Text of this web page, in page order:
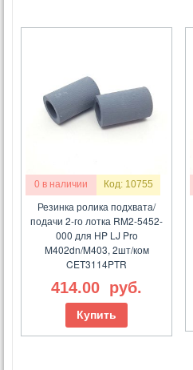
0 в наличии Код: 10755
Резинка ролика подхвата/
подачи 2-го лотка RM2-5452-
000 для HP LJ Pro
M402dn/M403, 2шт/ком
CET3114PTR
414.00 руб.
Купить